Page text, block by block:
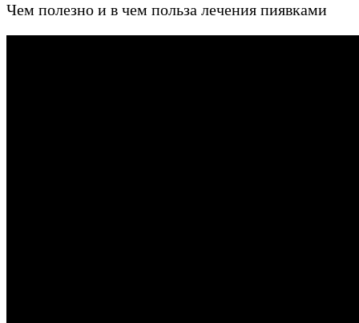
Чем полезно и в чем польза лечения пиявками